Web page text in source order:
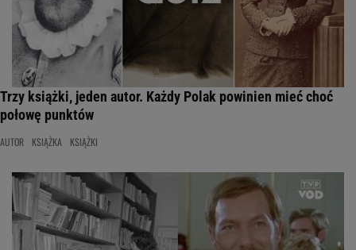
Trzy książki, jeden autor. Każdy Polak powinien mieć choć
połowę punktów
AUTOR KSIĄŻKA KSIĄŻKI